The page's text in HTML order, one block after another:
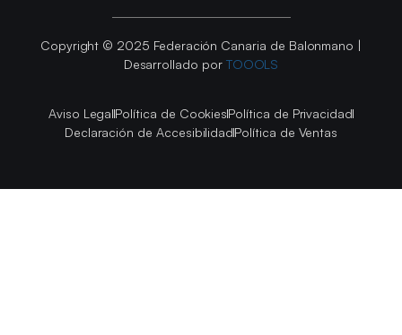
Copyright © 2025 Federación Canaria de Balonmano |
Desarrollado por TOOOLS
Aviso LegalPolítica de CookiesPolítica de Privacidad
Declaración de AccesibilidadPolítica de Ventas